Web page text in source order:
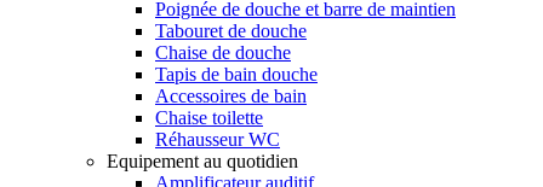
Poignée de douche et barre de maintien
Tabouret de douche
Chaise de douche
Tapis de bain douche
Accessoires de bain
Chaise toilette
Réhausseur WC
Equipement au quotidien
Amplificateur auditif